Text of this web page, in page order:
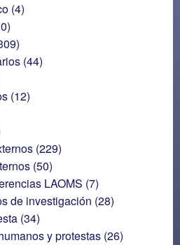
(4)
(44)
(12)
(229)
(50)
LAOMS (7)
de investigación (28)
(34)
y protestas (26)